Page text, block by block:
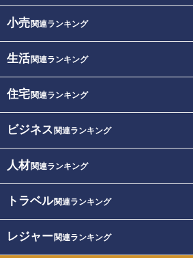
小売関連ランキング
生活関連ランキング
住宅関連ランキング
ビジネス 関連ランキング
人材関連ランキング
トラベル関連ランキング
レジャー関連ランキング